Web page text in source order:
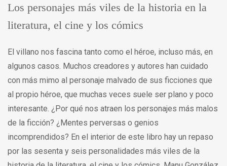
Los personajes más viles de la historia en la
literatura, el cine y los cómics
El villano nos fascina tanto como el héroe, incluso más, en
algunos casos. Muchos creadores y autores han cuidado
con más mimo al personaje malvado de sus ficciones que
al propio héroe, que muchas veces suele ser plano y poco
interesante. ¿Por qué nos atraen los personajes más malos
de la ficción? ¿Mentes perversas o genios
incomprendidos? En el interior de este libro hay un repaso
por las sesenta y seis personalidades más viles de la